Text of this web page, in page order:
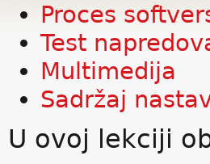
Proces
Test
Multimedija
Sadržaj
U ovoj lekciji